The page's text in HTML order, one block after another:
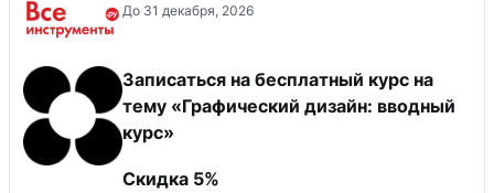
До 31 декабря, 2026
Записаться на бесплатный курс на
тему «Графический дизайн: вводный
курс»
Скидка 5%